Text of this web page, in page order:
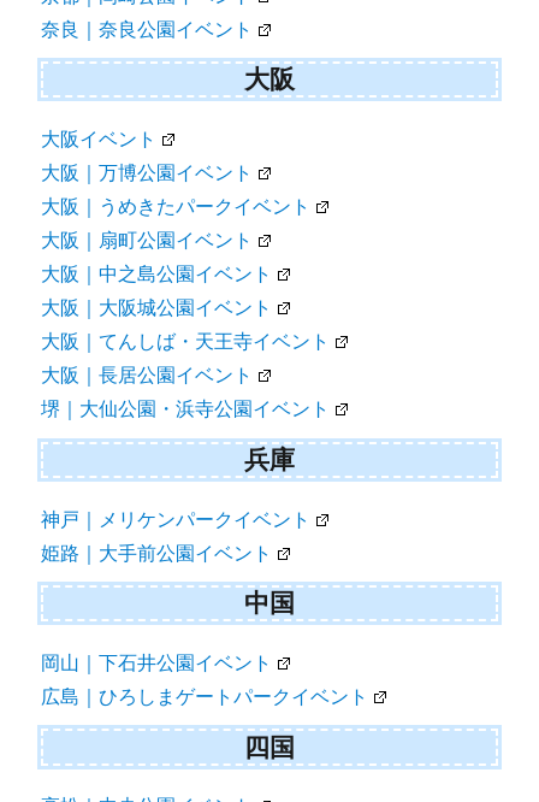
奈良｜奈良公園イベント
大阪
大阪イベント
大阪｜万博公園イベント
大阪｜うめきたパークイベント
大阪｜扇町公園イベント
大阪｜中之島公園イベント
大阪｜大阪城公園イベント
大阪｜てんしば・天王寺イベント
大阪｜長居公園イベント
堺｜大仙公園・浜寺公園イベント
兵庫
神戸｜メリケンパークイベント
姫路｜大手前公園イベント
中国
岡山｜下石井公園イベント
広島｜ひろしまゲートパークイベント
四国